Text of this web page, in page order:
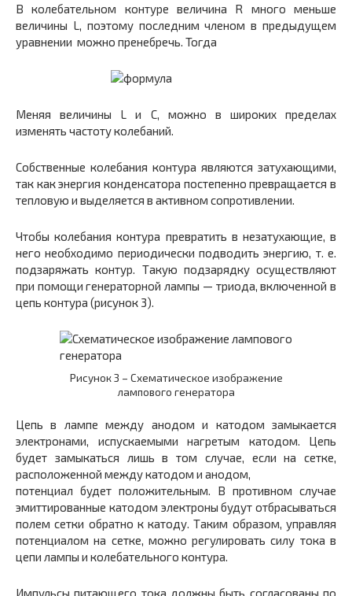
В колебательном контуре величина R много меньше
величины L, поэтому последним членом в предыдущем
уравнении можно пренебречь. Тогда
Меняя величины L и С, можно в широких пределах
изменять частоту колебаний.
Собственные колебания контура являются затухающими,
так как энергия конденсатора постепенно превращается в
тепловую и выделяется в активном сопротивлении.
Чтобы колебания контура превратить в незатухающие, в
него необходимо периодически подводить энергию, т. е.
подзаряжать контур. Такую подзарядку осуществляют
при помощи генераторной лампы — триода, включенной в
цепь контура (рисунок 3).
Рисунок 3 – Схематическое изображение
лампового генератора
Цепь в лампе между анодом и катодом замыкается
электронами, испускаемыми нагретым катодом. Цепь
будет замыкаться лишь в том случае, если на сетке,
расположенной между катодом и анодом,
потенциал будет положительным. В противном случае
эмиттированные катодом электроны будут отбрасываться
полем сетки обратно к катоду. Таким образом, управляя
потенциалом на сетке, можно регулировать силу тока в
цепи лампы и колебательного контура.
Импульсы питающего тока должны быть согласованы по